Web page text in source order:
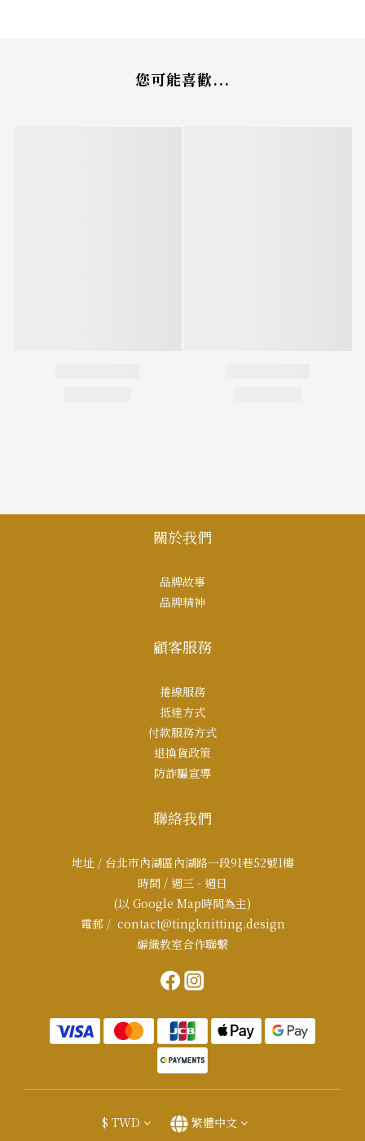
您可能喜歡...
關於我們
品牌故事
品牌精神
顧客服務
捲線服務
抵達方式
付款服務方式
退換貨政策
防詐騙宣導
聯絡我們
地址 / 台北市內湖區內湖路一段91巷52號1樓
時間 / 週三 - 週日
(以 Google Map時間為主)
電郵 / contact@tingknitting.design
編織教室合作聯繫
$ TWD 繁體中文